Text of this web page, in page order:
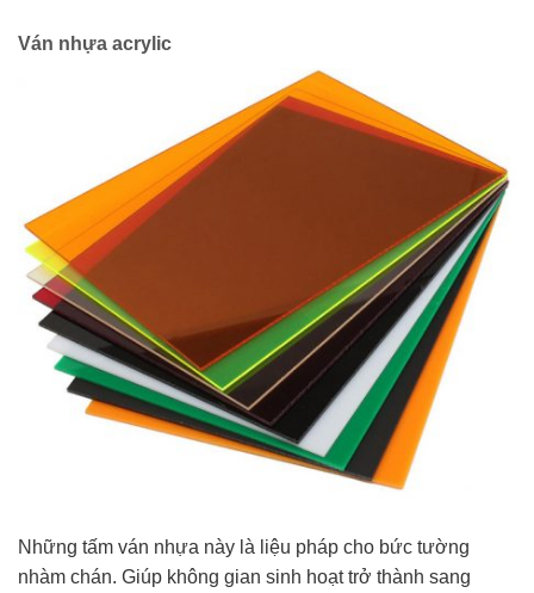
Ván nhựa acrylic
Những tấm ván nhựa này là liệu pháp cho bức tường
nhàm chán. Giúp không gian sinh hoạt trở thành sang